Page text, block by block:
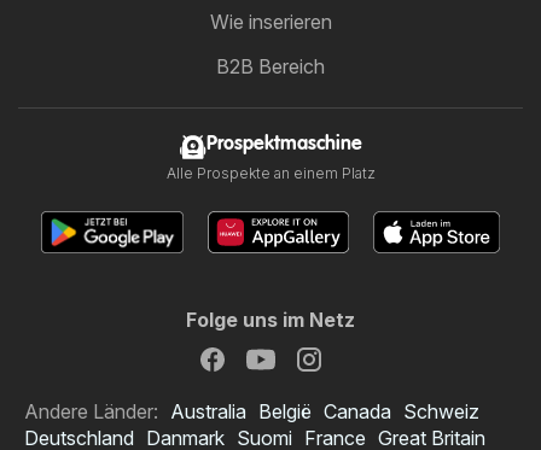
Wie inserieren
B2B Bereich
Prospektmaschine
Alle Prospekte an einem Platz
Folge uns im Netz
Andere Länder: Australia België Canada Schweiz
Deutschland Danmark Suomi France Great Britain